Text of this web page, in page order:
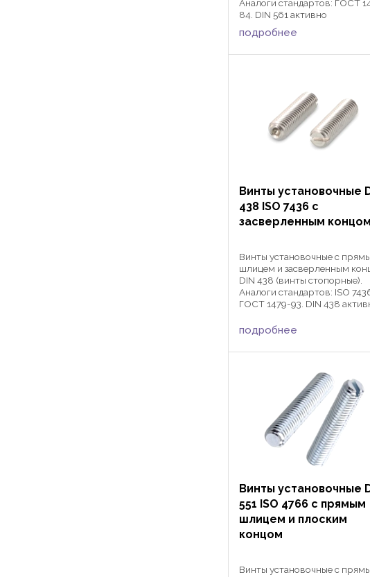
Аналоги стандартов: ГОСТ
84. DIN 561 активно
применяются в различных
сферах машиностроения и
подробнее
Винты установочные
438 ISO 7436 с
засверленным концом
Винты установочные с
шлицем и засверленным
DIN 438 (винты стопорные).
Аналоги стандартов: ISO
ГОСТ 1479-93. DIN 438
сферах машиностроения и
автомобилестроения для
фиксации деталей и защиты
подробнее
Винты установочные
551 ISO 4766 с прямым
шлицем и плоским
концом
Винты установочные с